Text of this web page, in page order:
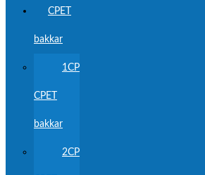
CPET
bakkar
1CP
CPET
bakkar
2CP